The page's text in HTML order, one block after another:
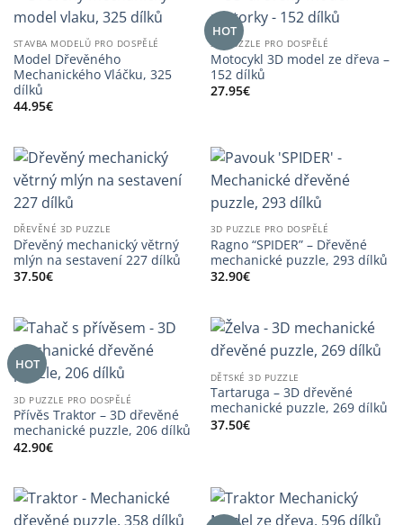
STAVBA MODELŮ PRO DOSPĚLÉ
Model Dřevěného
Mechanického Vláčku, 325
dílků
44.95€
HOT
3D PUZZLE PRO DOSPĚLÉ
Motocykl 3D model ze dřeva –
152 dílků
27.95€
DŘEVĚNÉ 3D PUZZLE
Dřevěný mechanický větrný
mlýn na sestavení 227 dílků
37.50€
3D PUZZLE PRO DOSPĚLÉ
Ragno “SPIDER” – Dřevěné
mechanické puzzle, 293 dílků
32.90€
HOT
3D PUZZLE PRO DOSPĚLÉ
Přívěs Traktor – 3D dřevěné
mechanické puzzle, 206 dílků
42.90€
DĚTSKÉ 3D PUZZLE
Tartaruga – 3D dřevěné
mechanické puzzle, 269 dílků
37.50€